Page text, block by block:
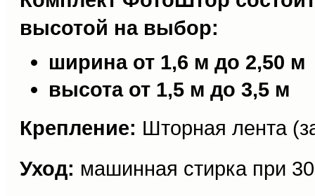
высотой на выбор:
ширина от 1,6 м до 2,50 м
высота от 1,5 м до 3,5 м
Крепление: Шторная лента
Уход: машинная стирка при